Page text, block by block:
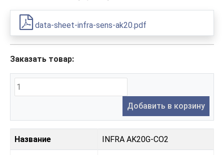
data-sheet-infra-sens-ak20.pdf
Заказать товар:
Добавить в корзину
Название INFRA AK20G-CO2